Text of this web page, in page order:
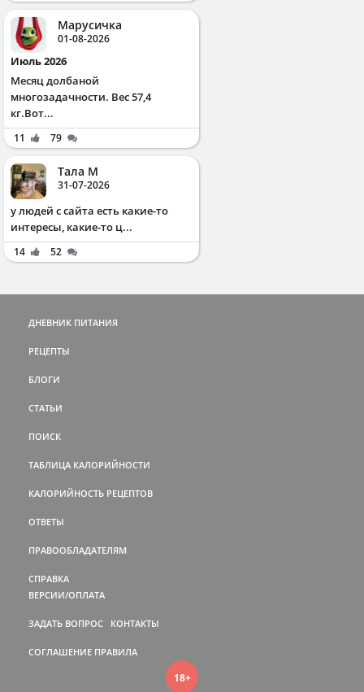
Марусичка
01-08-2026
Июль 2026
Месяц долбаной
многозадачности. Вес 57,4
кг.Вот...
11 79
Тала М
31-07-2026
у людей с сайта есть какие-то
интересы, какие-то ц...
14 52
ДНЕВНИК ПИТАНИЯ
РЕЦЕПТЫ
БЛОГИ
СТАТЬИ
ПОИСК
ТАБЛИЦА КАЛОРИЙНОСТИ
КАЛОРИЙНОСТЬ РЕЦЕПТОВ
ОТВЕТЫ
ПРАВООБЛАДАТЕЛЯМ
СПРАВКА
ВЕРСИИ/ОПЛАТА
ЗАДАТЬ ВОПРОС КОНТАКТЫ
СОГЛАШЕНИЕ ПРАВИЛА
18+